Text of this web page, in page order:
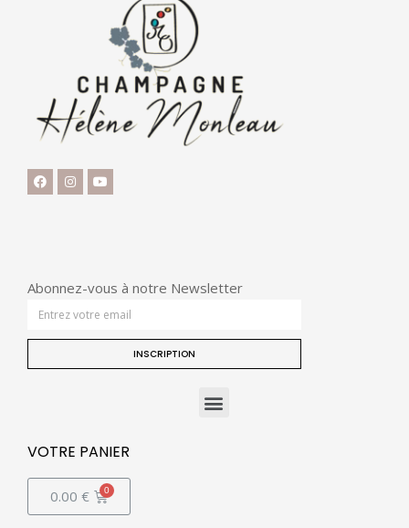
Abonnez-vous à notre Newsletter
INSCRIPTION
VOTRE PANIER
0.00 €